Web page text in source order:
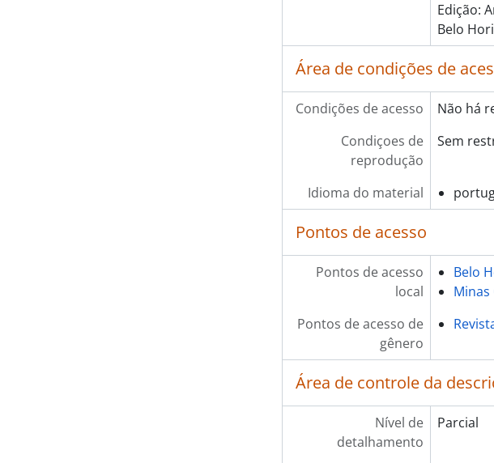
Edição:
Belo
Área de condições de
Condições de acesso
Não há
Condiçoes de
reprodução
Sem
Idioma do material
Pontos de acesso
Pontos de acesso
local
Belo
Minas
Pontos de acesso de
gênero
Área de controle da
Nível de
detalhamento
Parcial